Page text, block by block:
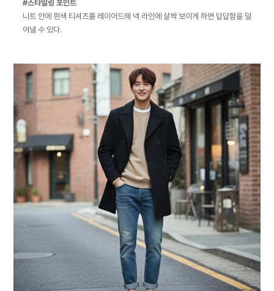
#스타일링 포인트
니트 안에 흰색 티셔츠를 레이어드해 넥 라인에 살짝 보이게 하면 답답함을 덜
어낼 수 있다.